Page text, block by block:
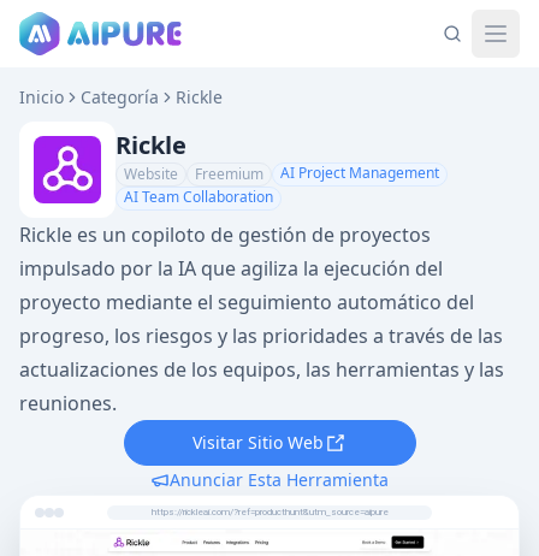
Inicio Categoría Rickle
Rickle
Website Freemium
AI Project Management
AI Team Collaboration
Rickle es un copiloto de gestión de proyectos
impulsado por la IA que agiliza la ejecución del
proyecto mediante el seguimiento automático del
progreso, los riesgos y las prioridades a través de las
actualizaciones de los equipos, las herramientas y las
reuniones.
Visitar Sitio Web
Anunciar Esta Herramienta
https://rickleai.com/?ref=producthunt&utm_source=aipure